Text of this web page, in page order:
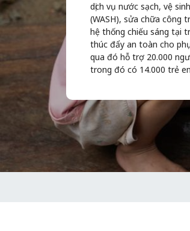
dịch vụ nước sạch, vệ
(WASH), sửa chữa công
hệ thống chiếu sáng tại
thúc đẩy an toàn cho
qua đó hỗ trợ 20.000
trong đó có 14.000 trẻ